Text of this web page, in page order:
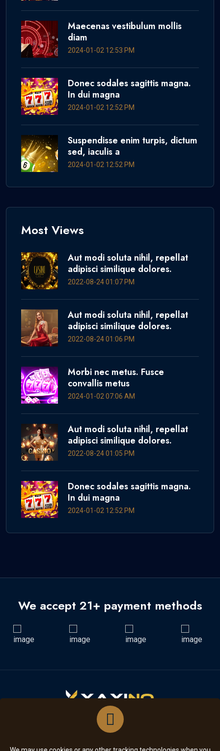
Maecenas vestibulum mollis
diam
2024-01-02 12:53 PM
Donec sodales sagittis magna.
In dui magna
2024-01-02 12:52 PM
Suspendisse enim turpis, dictum
sed, iaculis a
2024-01-02 12:52 PM
Most Views
Aut modi soluta nihil, repellat
adipisci similique dolores.
2022-08-24 01:07 PM
Aut modi soluta nihil, repellat
adipisci similique dolores.
2022-08-24 01:06 PM
Morbi nec metus. Fusce
convallis metus
2024-01-02 07:06 AM
Aut modi soluta nihil, repellat
adipisci similique dolores.
2022-08-24 01:05 PM
Donec sodales sagittis magna.
In dui magna
2024-01-02 12:52 PM
We accept 21+ payment methods